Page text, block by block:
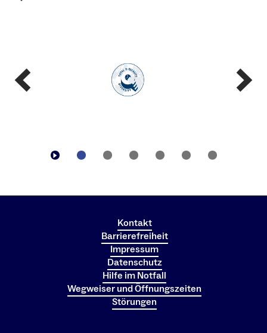
Kontakt
Barrierefreiheit
Impressum
Datenschutz
Hilfe im Notfall
Wegweiser und Öffnungszeiten
Störungen